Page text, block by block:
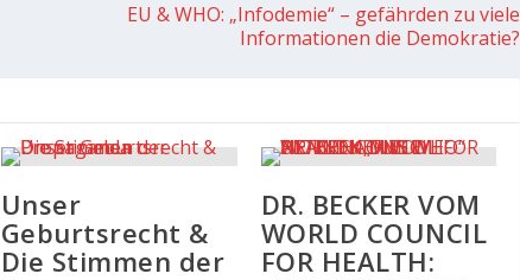
EU & WHO: „Infodemie“ – gefährden zu viele
Informationen die Demokratie?
Unser
Geburtsrecht &
Die Stimmen der
DR. BECKER VOM
WORLD COUNCIL
FOR HEALTH: